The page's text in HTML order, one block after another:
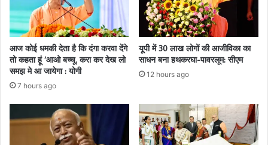
आज कोई धमकी देता है कि दंगा करवा देंगे
तो कहता हूं ‘आओ बच्चू, करा कर देख लो
समझ मे आ जायेगा : योगी
7 hours ago
यूपी में 30 लाख लोगों की आजीविका का
साधन बना हथकरघा-पावरलूम: सीएम
12 hours ago